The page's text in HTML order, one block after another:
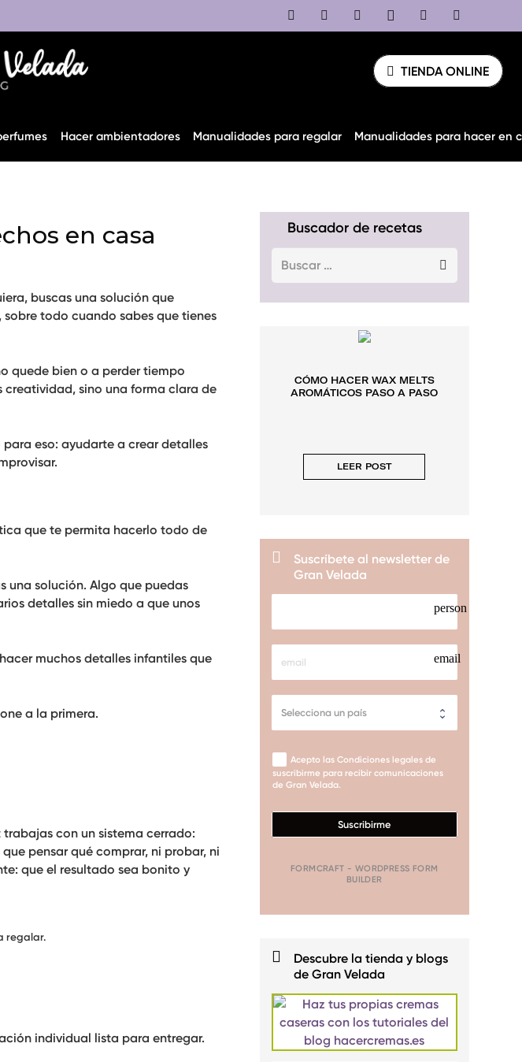
TIENDA ONLINE
Hacer ambientadores Manualidades para regalar Manualidades para hacer en
en casa
buscas una solución que
todo cuando sabes que tienes
quede bien o a perder tiempo
creatividad, sino una forma clara de
eso: ayudarte a crear detalles
que te permita hacerlo todo de
una solución. Algo que puedas
detalles sin miedo a que unos
muchos detalles infantiles que
a la primera.
trabajas con un sistema cerrado:
pensar qué comprar, ni probar, ni
que el resultado sea bonito y
regalar.
individual lista para entregar.
Buscador de recetas
CÓMO HACER WAX MELTS
AROMÁTICOS PASO A PASO
LEER POST
Suscríbete al newsletter de
Gran Velada
person
email
Acepto las Condiciones legales de
suscribirme para recibir comunicaciones
de Gran Velada.
Suscribirme
FORMCRAFT - WORDPRESS FORM
BUILDER
Descubre la tienda y blogs
de Gran Velada